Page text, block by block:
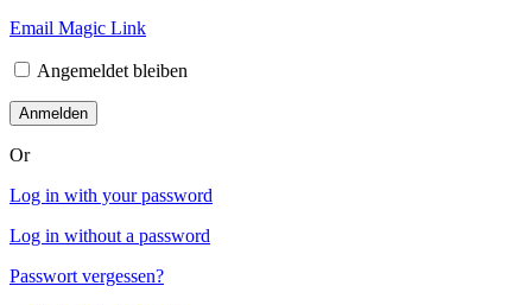
Email Magic Link
Angemeldet bleiben
Or
Log in with your password
Log in without a password
Passwort vergessen?